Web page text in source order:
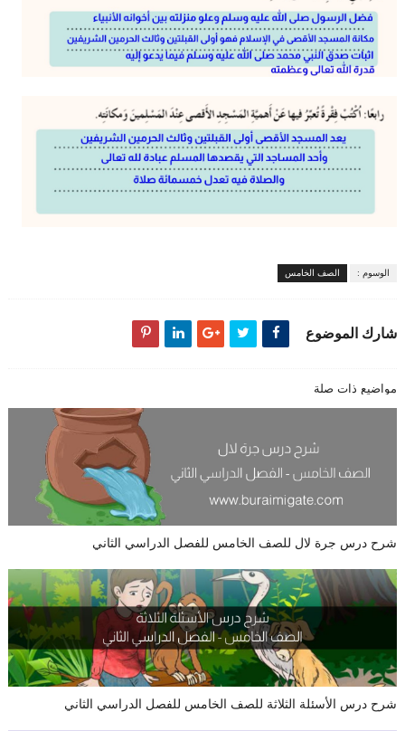
الوسوم : الصف الخامس
شارك الموضوع
مواضيع ذات صلة
شرح درس جرة لال للصف الخامس للفصل الدراسي الثاني
شرح درس الأسئلة الثلاثة للصف الخامس للفصل الدراسي الثاني